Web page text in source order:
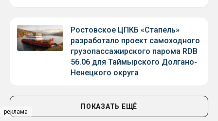
реклама
Ростовское ЦПКБ «Стапель»
разработало проект самоходного
грузопассажирского парома RDB
56.06 для Таймырского Долгано-
Ненецкого округа
ПОКАЗАТЬ ЕЩЁ